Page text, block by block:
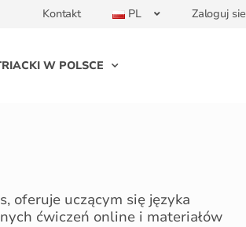
Kontakt PL Zaloguj sie
W POLSCE
oferuje uczącym się języka
ćwiczeń online i materiałów